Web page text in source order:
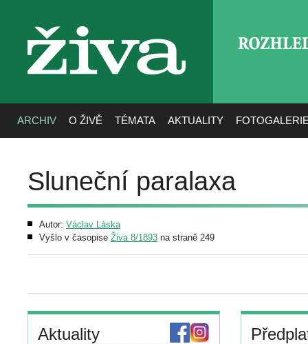
živa
ARCHIV O ŽIVĚ TÉMATA AKTUALITY
Sluneční paralaxa
Autor: Václav Láska
Vyšlo v časopise Živa 8/1893 na straně 249
Aktuality